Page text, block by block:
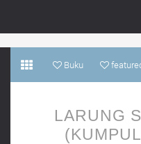
Buku
LARUNG